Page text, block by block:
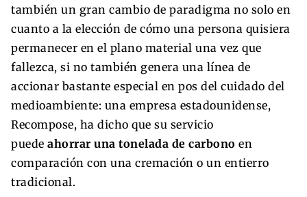
también un gran cambio de paradigma no solo en
cuanto a la elección de cómo una persona quisiera
permanecer en el plano material una vez que
fallezca, si no también genera una línea de
accionar bastante especial en pos del cuidado del
medioambiente: una empresa estadounidense,
Recompose, ha dicho que su servicio
puede ahorrar una tonelada de carbono en
comparación con una cremación o un entierro
tradicional.